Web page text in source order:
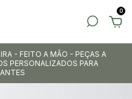
0
- FEITO A MÃO - PEÇAS A
PERSONALIZADOS PARA